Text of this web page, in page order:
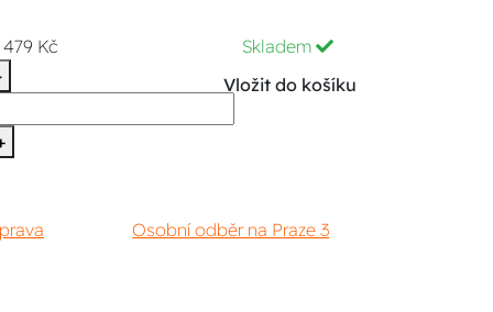
479 Kč
Skladem
Vložit do košíku
Osobní odběr na Praze 3